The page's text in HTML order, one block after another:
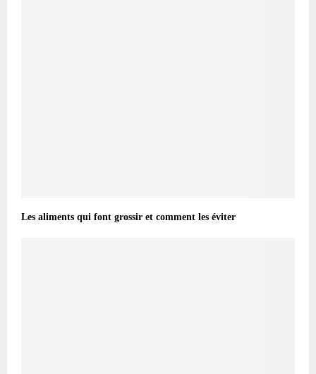
Les aliments qui font grossir et comment les éviter